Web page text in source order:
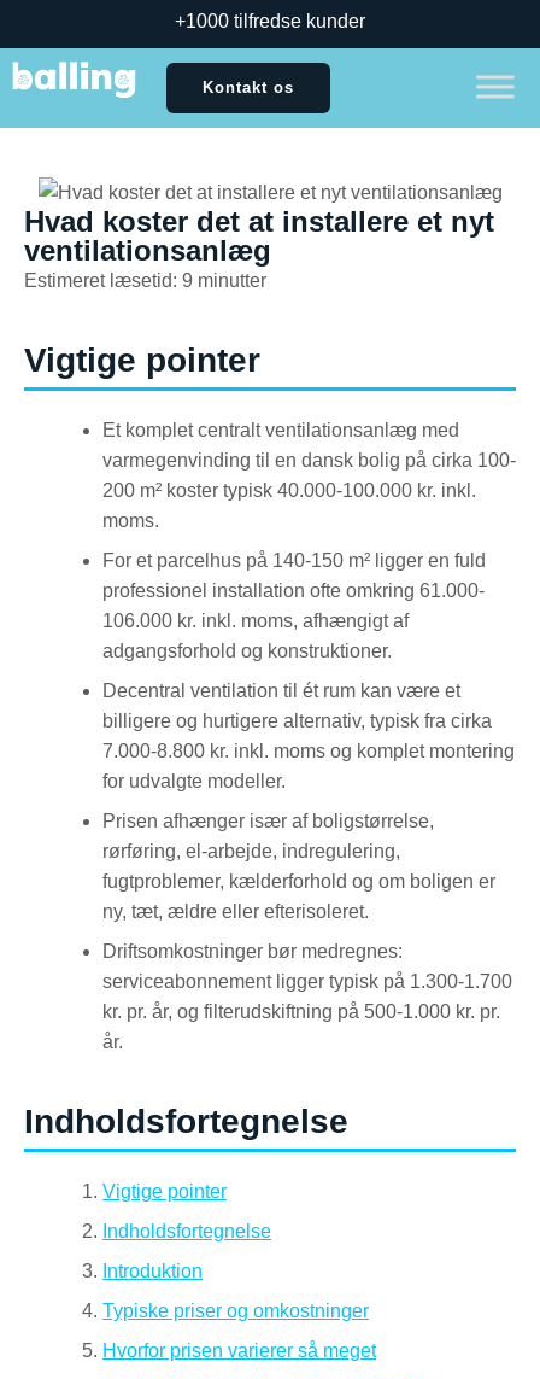
+1000 tilfredse kunder
Kontakt os
Hvad koster det at installere et nyt
ventilationsanlæg
Estimeret læsetid: 9 minutter
Vigtige pointer
Et komplet centralt ventilationsanlæg med
varmegenvinding til en dansk bolig på cirka 100-
200 m² koster typisk 40.000-100.000 kr. inkl.
moms.
For et parcelhus på 140-150 m² ligger en fuld
professionel installation ofte omkring 61.000-
106.000 kr. inkl. moms, afhængigt af
adgangsforhold og konstruktioner.
Decentral ventilation til ét rum kan være et
billigere og hurtigere alternativ, typisk fra cirka
7.000-8.800 kr. inkl. moms og komplet montering
for udvalgte modeller.
Prisen afhænger især af boligstørrelse,
rørføring, el-arbejde, indregulering,
fugtproblemer, kælderforhold og om boligen er
ny, tæt, ældre eller efterisoleret.
Driftsomkostninger bør medregnes:
serviceabonnement ligger typisk på 1.300-1.700
kr. pr. år, og filterudskiftning på 500-1.000 kr. pr.
år.
Indholdsfortegnelse
Vigtige pointer
Indholdsfortegnelse
Introduktion
Typiske priser og omkostninger
Hvorfor prisen varierer så meget